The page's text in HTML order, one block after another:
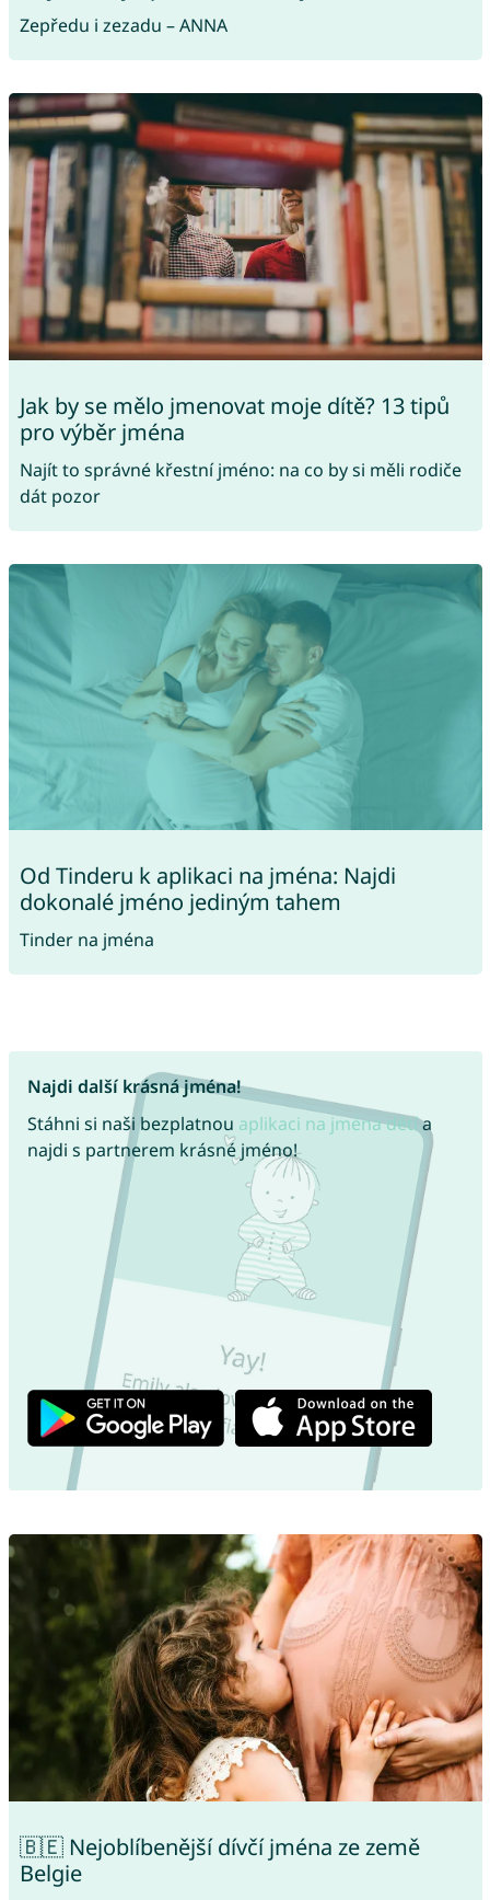
Zepředu i zezadu – ANNA
Jak by se mělo jmenovat moje dítě? 13 tipů
pro výběr jména
Najít to správné křestní jméno: na co by si měli rodiče
dát pozor
Od Tinderu k aplikaci na jména: Najdi
dokonalé jméno jediným tahem
Tinder na jména
Najdi další krásná jména!
Stáhni si naši bezplatnou aplikaci na jména dětía
najdi s partnerem krásné jméno!
🇧🇪 Nejoblíbenější dívčí jména ze země
Belgie